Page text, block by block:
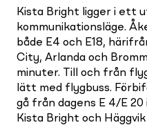
Kista Bright ligger i ett
kommunikationsläge.
både E4 och E18,
City, Arlanda och
minuter. Till och från
lätt med flygbuss.
gå från dagens E 4/E 20
Kista Bright och